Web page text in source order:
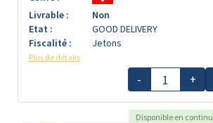
Livrable :
Non
Etat :
GOOD DELIVERY
Fiscalité :
Jetons
Plus de détails
- +
Disponible en continu